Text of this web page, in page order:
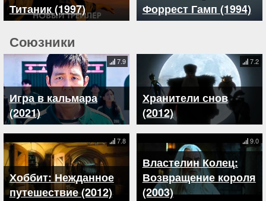
Титаник (1997) Форрест Гамп (1994)
Союзники
Игра в кальмара
(2021)
7.9
Хранители снов
(2012)
7.2
Хоббит: Нежданное
путешествие (2012)
7.8
Властелин Колец:
Возвращение короля
(2003)
9.0